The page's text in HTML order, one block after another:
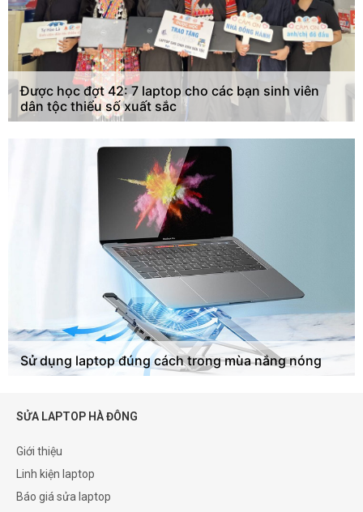
Được học đợt 42: 7 laptop cho các bạn sinh viên
dân tộc thiểu số xuất sắc
Sử dụng laptop đúng cách trong mùa nắng nóng
SỬA LAPTOP HÀ ĐÔNG
Giới thiệu
Linh kiện laptop
Báo giá sửa laptop